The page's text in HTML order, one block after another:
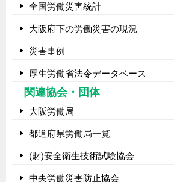
全国労働災害統計
大阪府下の労働災害の現況
災害事例
厚生労働省法令データベース
関連協会・団体
大阪労働局
都道府県労働局一覧
(財)安全衛生技術試験協会
中央労働災害防止協会